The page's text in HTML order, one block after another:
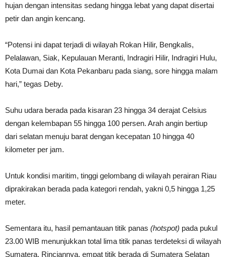
hujan dengan intensitas sedang hingga lebat yang dapat disertai
petir dan angin kencang.
“Potensi ini dapat terjadi di wilayah Rokan Hilir, Bengkalis,
Pelalawan, Siak, Kepulauan Meranti, Indragiri Hilir, Indragiri Hulu,
Kota Dumai dan Kota Pekanbaru pada siang, sore hingga malam
hari,” tegas Deby.
Suhu udara berada pada kisaran 23 hingga 34 derajat Celsius
dengan kelembapan 55 hingga 100 persen. Arah angin bertiup
dari selatan menuju barat dengan kecepatan 10 hingga 40
kilometer per jam.
Untuk kondisi maritim, tinggi gelombang di wilayah perairan Riau
diprakirakan berada pada kategori rendah, yakni 0,5 hingga 1,25
meter.
Sementara itu, hasil pemantauan titik panas (hotspot) pada pukul
23.00 WIB menunjukkan total lima titik panas terdeteksi di wilayah
Sumatera. Rinciannya, empat titik berada di Sumatera Selatan